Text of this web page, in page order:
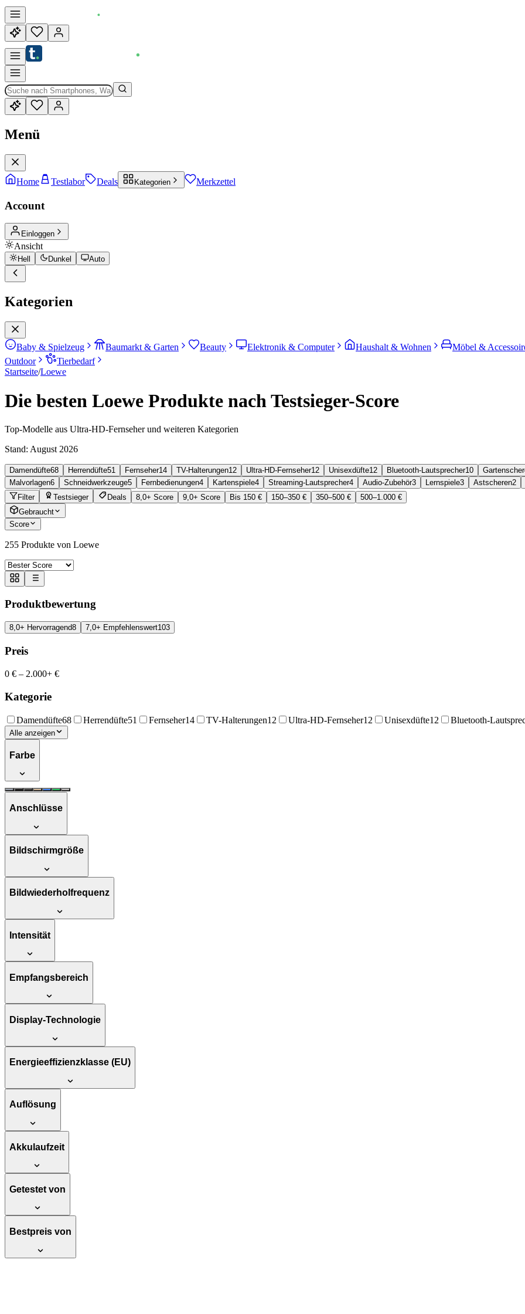
Menü
Home Testlabor Deals Kategorien Merkzettel
Account
Einloggen
Ansicht
Hell Dunkel Auto
Kategorien
Baby & Spielzeug Baumarkt & Garten Beauty Elektronik & Computer Haushalt & Wohnen Möbel &
Outdoor
Tierbedarf
Startseite/Loewe
Die besten Loewe Produkte nach Testsieger-Score
Top-Modelle aus Ultra-HD-Fernseher und weiteren Kategorien
Stand: August 2026
Damendüfte68 Herrendüfte51 Fernseher14 TV-Halterungen12 Ultra-HD-Fernseher12 Unisexdüfte12 Bluetooth-Lautsprecher10
Malvorlagen6 Schneidwerkzeuge5 Fernbedienungen4 Kartenspiele4 Streaming-Lautsprecher4 Audio-Zubehör3 Lernspiele3 Astscheren2
Filter
Testsieger Deals 8,0+ Score 9,0+ Score Bis 150 € 150–350 € 350–500 €
500–1.000 €
Gebraucht
Score
255 Produkte von Loewe
Produktbewertung
8,0+ Hervorragend8 7,0+ Empfehlenswert103
Preis
0 € – 2.000+ €
Kategorie
Damendüfte68 Herrendüfte51 Fernseher14 TV-Halterungen12 Ultra-HD-Fernseher12 Unisexdüfte12 Bluetooth-
Alle anzeigen
Farbe
Anschlüsse
Bildschirmgröße
Bildwiederholfrequenz
Intensität
Empfangsbereich
Display-Technologie
Energieeffizienzklasse (EU)
Auflösung
Akkulaufzeit
Getestet von
Bestpreis von